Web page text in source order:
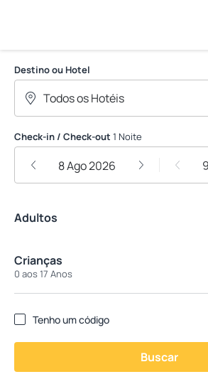
Destino ou Hotel
Check-in / Check-out 1 Noite
8 Ago 2026
Adultos
Crianças
0 aos 17 Anos
Tenho um código
Buscar